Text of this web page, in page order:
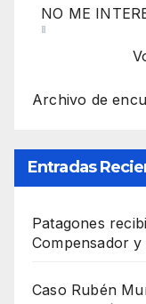
NO ME
Archivo de
Entradas
Patagones
Compensador
Caso Rubén